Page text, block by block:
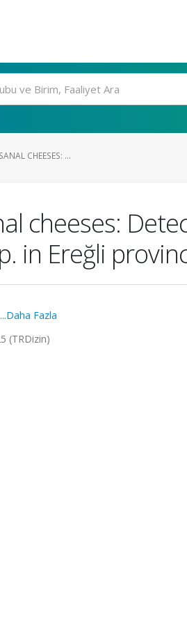
CHEESES: ...
cheeses:
in Ereğli
...Daha Fazla
(TRDizin)